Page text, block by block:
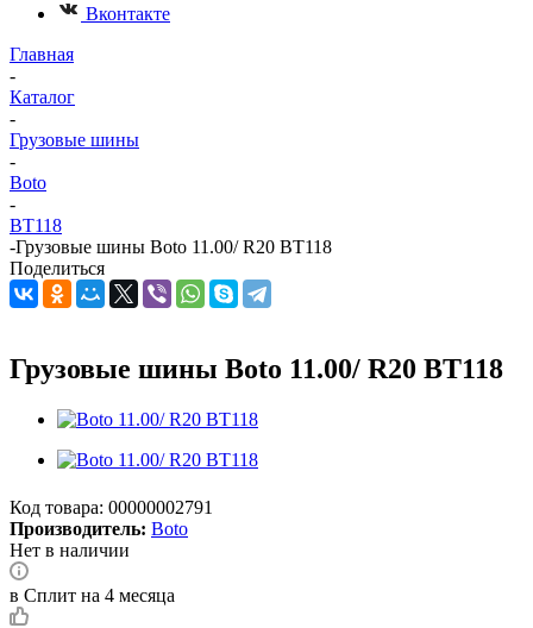
Вконтакте
Главная
-
Каталог
-
Грузовые шины
-
Boto
-
BT118
-Грузовые шины Boto 11.00/ R20 BT118
Поделиться
Грузовые шины Boto 11.00/ R20 BT118
Код товара: 00000002791
Производитель: Boto
Нет в наличии
в Сплит на 4 месяца